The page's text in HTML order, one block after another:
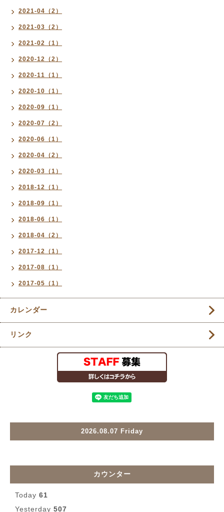
2021-04（2）
2021-03（2）
2021-02（1）
2020-12（2）
2020-11（1）
2020-10（1）
2020-09（1）
2020-07（2）
2020-06（1）
2020-04（2）
2020-03（1）
2018-12（1）
2018-09（1）
2018-06（1）
2018-04（2）
2017-12（1）
2017-08（1）
2017-05（1）
カレンダー
リンク
2026.08.07 Friday
カウンター
Today 61
Yesterday 507